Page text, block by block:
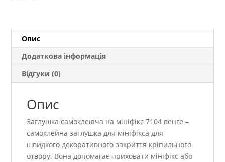
Опис
Додаткова інформація
Відгуки (0)
Опис
Заглушка самоклеюча на мініфікс 7104 венге –
самоклейна заглушка для мініфікса для
швидкого декоративного закриття кріпильного
отвору. Вона допомагає приховати мініфікс або